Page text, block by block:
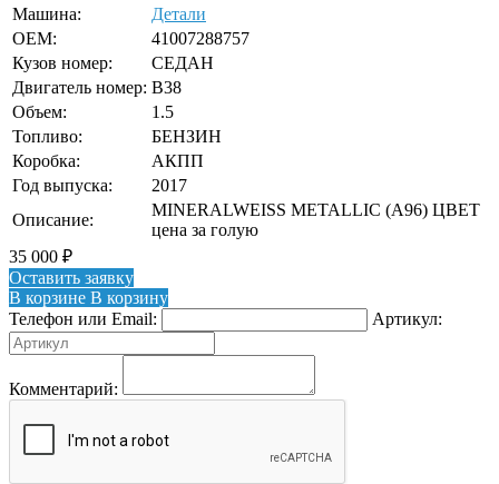
Машина:
Детали
OEM:
41007288757
Кузов номер:
СЕДАН
Двигатель номер: B38
Объем:
1.5
Топливо:
БЕНЗИН
Коробка:
АКПП
Год выпуска:
2017
Описание:
MINERALWEISS METALLIC (A96) ЦВЕТ
цена за голую
35 000 ₽
Оставить заявку
В корзине В корзину
Телефон или Email:
Артикул:
Комментарий: